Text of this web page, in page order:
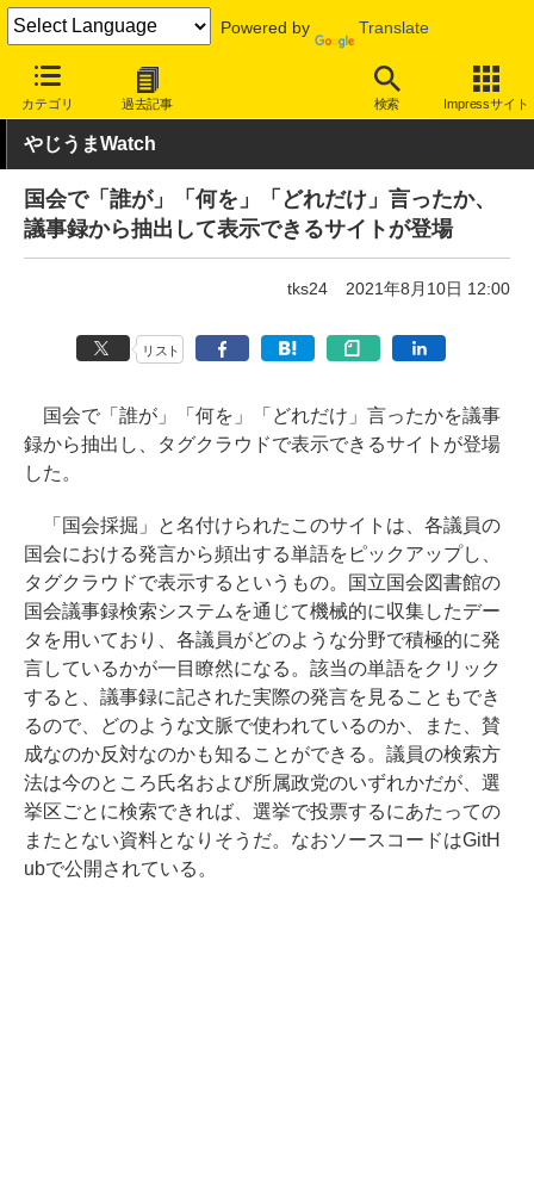
Powered by Translate
カテゴリ 過去記事 検索 Impressサイト
INTERNET Watch トピック 社会/時事
やじうまWatch
国会で「誰が」「何を」「どれだけ」言ったか、
議事録から抽出して表示できるサイトが登場
tks24 2021年8月10日 12:00
リスト
国会で「誰が」「何を」「どれだけ」言ったかを議事
録から抽出し、タグクラウドで表示できるサイトが登場
した。
「国会採掘」と名付けられたこのサイトは、各議員の
国会における発言から頻出する単語をピックアップし、
タグクラウドで表示するというもの。国立国会図書館の
国会議事録検索システムを通じて機械的に収集したデー
タを用いており、各議員がどのような分野で積極的に発
言しているかが一目瞭然になる。該当の単語をクリック
すると、議事録に記された実際の発言を見ることもでき
るので、どのような文脈で使われているのか、また、賛
成なのか反対なのかも知ることができる。議員の検索方
法は今のところ氏名および所属政党のいずれかだが、選
挙区ごとに検索できれば、選挙で投票するにあたっての
またとない資料となりそうだ。なおソースコードはGitH
ubで公開されている。